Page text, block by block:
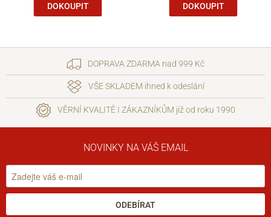
DOKOUPIT DOKOUPIT
DOPRAVA ZDARMA nad 999 Kč
VŠE SKLADEM ihned k odeslání
VĚRNÍ KVALITĚ I ZÁKAZNÍKŮM již od roku 1990
NOVINKY NA VÁŠ EMAIL
ODEBÍRAT